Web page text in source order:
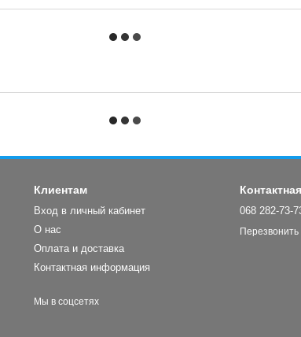
Клиентам
Вход в личный кабинет
О нас
Оплата и доставка
Контактная информация
Мы в соцсетях
068 282-73-